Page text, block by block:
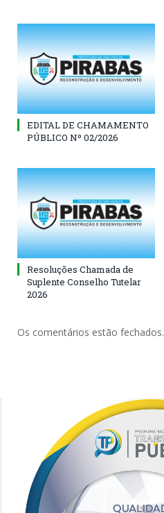
EDITAL DE CHAMAMENTO
PÚBLICO Nº 02/2026
Resoluções Chamada de
Suplente Conselho Tutelar
2026
Os comentários estão fechados.